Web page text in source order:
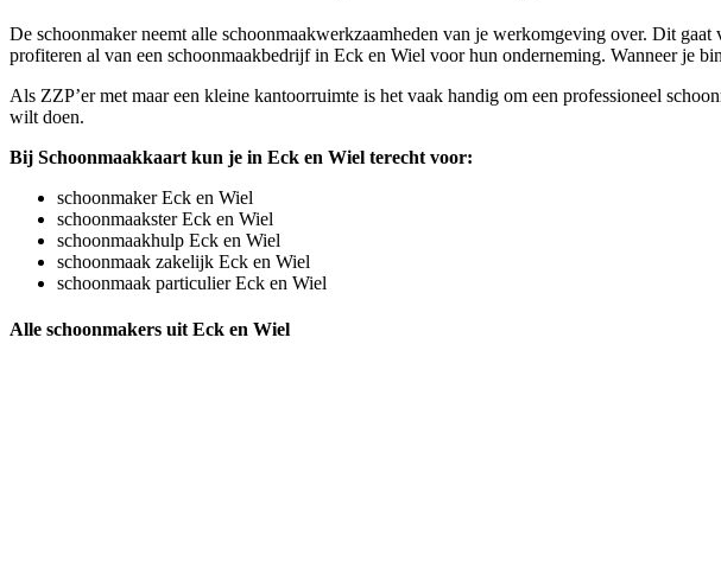
De schoonmaker neemt alle schoonmaakwerkzaamheden van je werkomgeving over. Dit
profiteren al van een schoonmaakbedrijf in Eck en Wiel voor hun onderneming. Wanneer je
Als ZZP’er met maar een kleine kantoorruimte is het vaak handig om een professioneel
wilt doen.
Bij Schoonmaakkaart kun je in Eck en Wiel terecht voor:
schoonmaker Eck en Wiel
schoonmaakster Eck en Wiel
schoonmaakhulp Eck en Wiel
schoonmaak zakelijk Eck en Wiel
schoonmaak particulier Eck en Wiel
Alle schoonmakers uit Eck en Wiel